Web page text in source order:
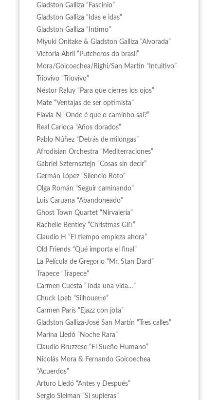
Gladston Galliza “Fascinio”
Gladston Galliza “Idas e idas”
Gladston Galliza “Intimo”
Miyuki Onitake & Gladston Galliza “Alvorada”
Victoria Abril “Putcheros do brasil”
Mora/Goicoechea/Righi/San Martín “Intuitivo”
Triovivo “Triovivo”
Néstor Raluy “Para que cierres los ojos”
Mate “Ventajas de ser optimista”
Flavia-N “Onde é que o caminho sai?”
Real Carioca “Años dorados”
Pablo Núñez “Detrás de milongas”
Afrodisian Orchestra “Mediterraciones”
Gabriel Szternsztejn “Cosas sin decir”
Germán López “Silencio Roto”
Olga Román “Seguir caminando”
Luis Caruana “Abandoneado”
Ghost Town Quartet “Nirvalería”
Rachelle Bentley “Christmas Gift”
Claudio H “El tiempo empieza ahora”
Old Friends “Qué importa el final”
La Película de Gregorio “Mr. Stan Dard”
Trapece “Trapece”
Carmen Cuesta “Toda una vida…”
Chuck Loeb “Silhouette”
Carmen París “Ejazz con jota”
Gladston Galliza-José San Martín “Tres calles”
Marina Lledó “Noche Rara”
Claudio Bruzzese “El Sueño Humano”
Nicolás Mora & Fernando Goicoechea
“Acuerdos”
Arturo Lledó “Antes y Después”
Sergio Sleiman “Si supieras”